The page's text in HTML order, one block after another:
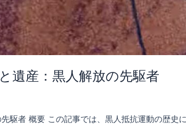
遺産：黒人解放の先駆者
駆者 概要 この記事では、黒人抵抗運動の歴史